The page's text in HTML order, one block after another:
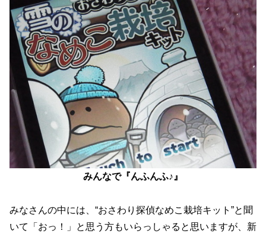
みんなで『んふんふ♪』
みなさんの中には、“おさわり探偵なめこ栽培キット”と聞
いて「おっ！」と思う方もいらっしゃると思いますが、新